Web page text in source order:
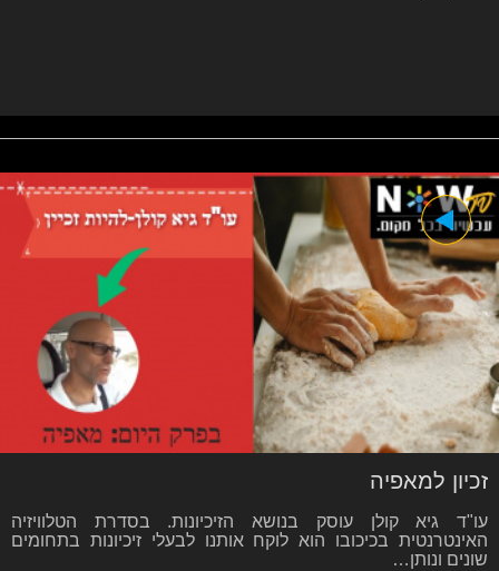
זכיון למאפיה
עו"ד גיא קולן עוסק בנושא הזיכיונות. בסדרת הטלוויזיה
האינטרנטית בכיכובו הוא לוקח אותנו לבעלי זיכיונות בתחומים
שונים ונותן…